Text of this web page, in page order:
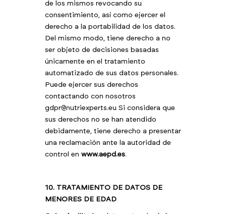
de los mismos revocando su
consentimiento, así como ejercer el
derecho a la portabilidad de los datos.
Del mismo modo, tiene derecho a no
ser objeto de decisiones basadas
únicamente en el tratamiento
automatizado de sus datos personales.
Puede ejercer sus derechos
contactando con nosotros
gdpr@nutriexperts.eu Si considera que
sus derechos no se han atendido
debidamente, tiene derecho a presentar
una reclamación ante la autoridad de
control en www.aepd.es.
10. TRATAMIENTO DE DATOS DE
MENORES DE EDAD